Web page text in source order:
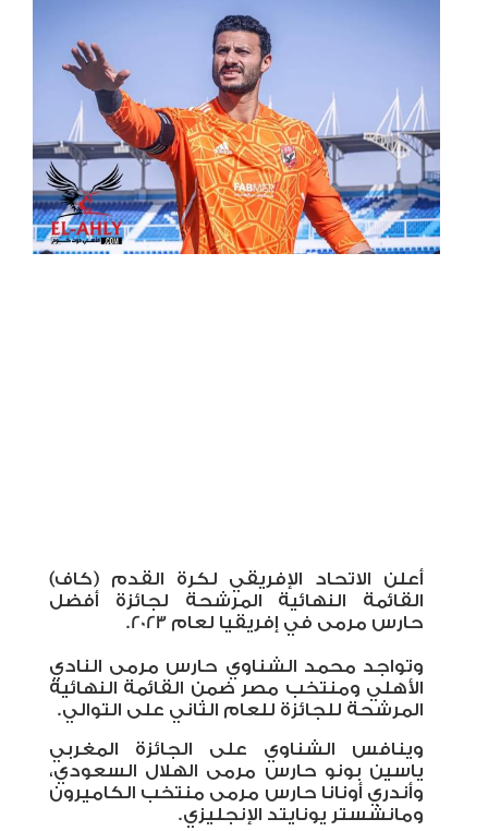
أعلن الاتحاد الإفريقي لكرة القدم (كاف)
القائمة النهائية المرشحة لجائزة أفضل
حارس مرمى في إفريقيا لعام 2023.
وتواجد محمد الشناوي حارس مرمى النادي
الأهلي ومنتخب مصر ضمن القائمة النهائية
المرشحة للجائزة للعام الثاني على التوالي.
وينافس الشناوي على الجائزة المغربي
ياسين بونو حارس مرمى الهلال السعودي،
وأندري أونانا حارس مرمى منتخب الكاميرون
ومانشستر يونايتد الإنجليزي.